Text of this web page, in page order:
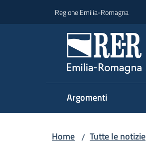
Regione Emilia-Romagna
Argomenti
Home / Tutte le notizie